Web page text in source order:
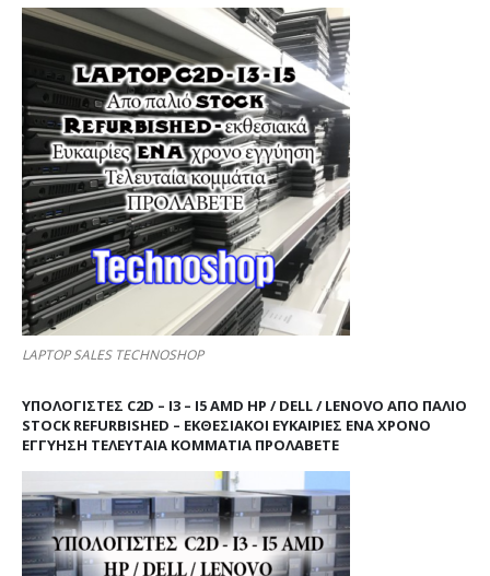
LAPTOP SALES TECHNOSHOP
ΥΠΟΛΟΓΙΣΤΕΣ C2D – I3 – I5 AMD HP / DELL / LENOVO ΑΠΟ ΠΑΛΙΌ
STOCK REFURBISHED – ΕΚΘΕΣΙΑΚΟΊ ΕΥΚΑΙΡΊΕΣ ΈΝΑ ΧΡΌΝΟ
ΕΓΓΎΗΣΗ ΤΕΛΕΥΤΑΊΑ ΚΟΜΜΆΤΙΑ ΠΡΟΛΑΒΕΤΕ